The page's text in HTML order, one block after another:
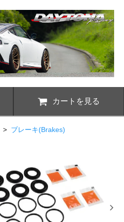
カートを見る
> ブレーキ(Brakes)